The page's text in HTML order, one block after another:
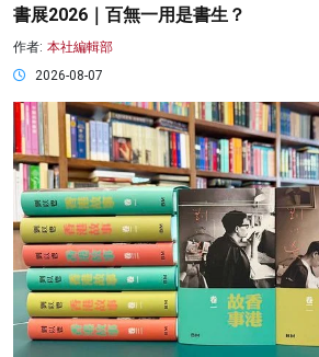
書展2026｜百無一用是書生？
作者: 本社編輯部
2026-08-07